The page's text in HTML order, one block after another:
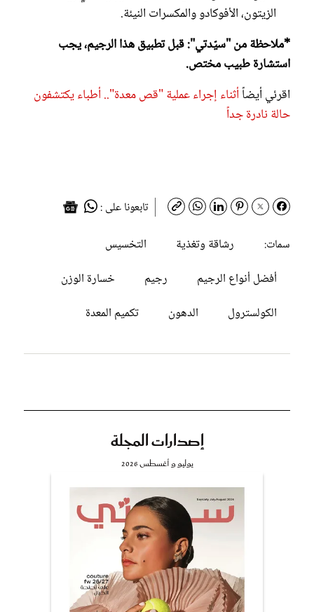
الزيتون، الأفوكادو والمكسرات النيئة.
*ملاحظة من "سيّدتي": قبل تطبيق هذا الرجيم، يجب
استشارة طبيب مختص.
اقرئي أيضاًأثناء إجراء عملية "قص معدة".. أطباء يكتشفون
حالة نادرة جداً
تابعونا على :
سمات:
رشاقة وتغذية
التخسيس
أفضل أنواع الرجيم
رجيم
خسارة الوزن
الكولسترول
الدهون تكميم المعدة
إصدارات المجلة
يوليو و أغسطس 2026